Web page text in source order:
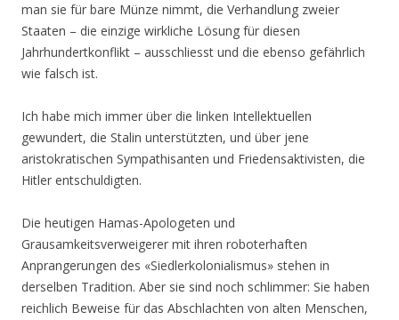
man sie für bare Münze nimmt, die Verhandlung zweier
Staaten – die einzige wirkliche Lösung für diesen
Jahrhundertkonflikt – ausschliesst und die ebenso gefährlich
wie falsch ist.
Ich habe mich immer über die linken Intellektuellen
gewundert, die Stalin unterstützten, und über jene
aristokratischen Sympathisanten und Friedensaktivisten, die
Hitler entschuldigten.
Die heutigen Hamas-Apologeten und
Grausamkeitsverweigerer mit ihren roboterhaften
Anprangerungen des «Siedlerkolonialismus» stehen in
derselben Tradition. Aber sie sind noch schlimmer: Sie haben
reichlich Beweise für das Abschlachten von alten Menschen,